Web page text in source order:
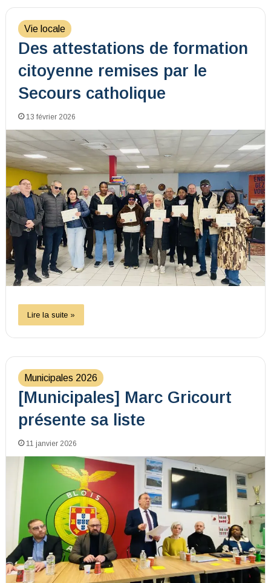
Vie locale
Des attestations de formation
citoyenne remises par le
Secours catholique
13 février 2026
Lire la suite »
Municipales 2026
[Municipales] Marc Gricourt
présente sa liste
11 janvier 2026